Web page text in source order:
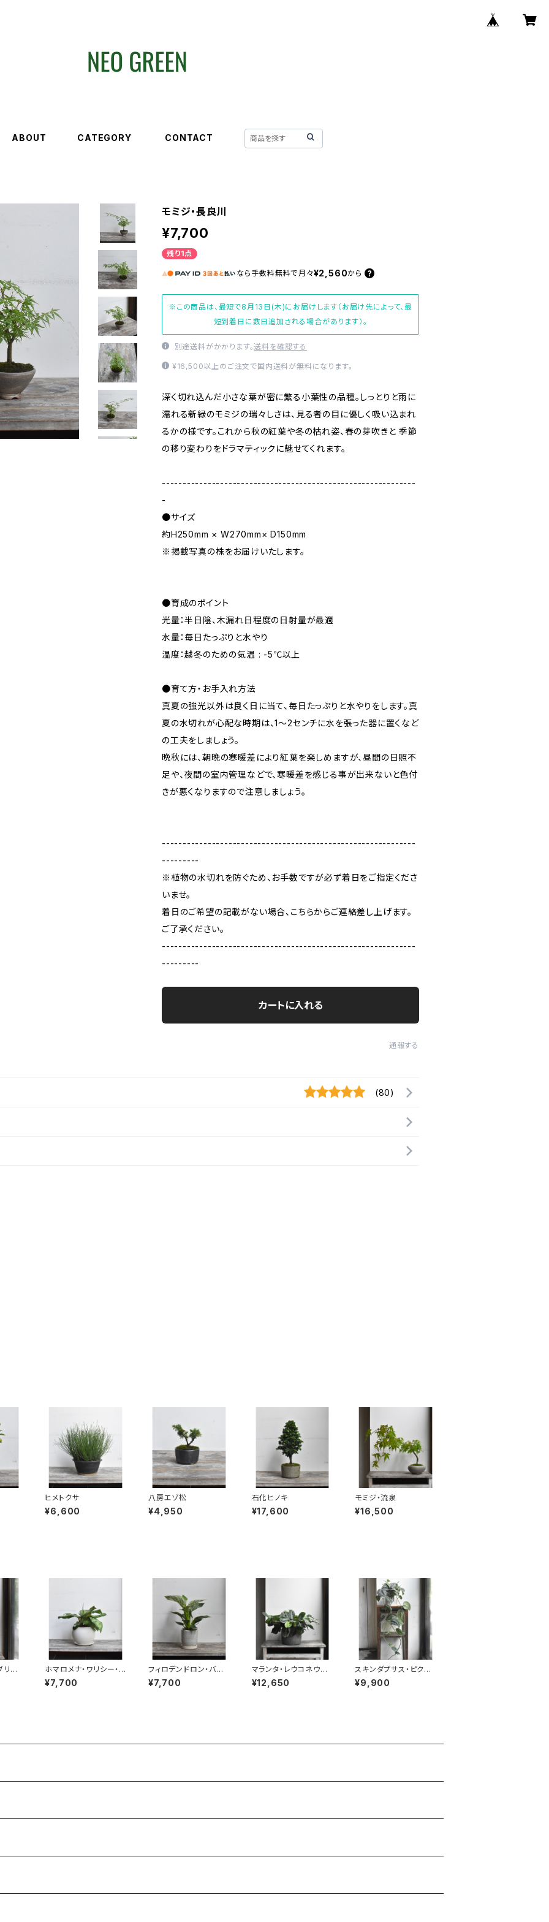
ABOUT CATEGORY CONTACT
モミジ・長良川
¥7,700
残り1点
なら 手数料無料で 月々¥2,560から
※この商品は、最短で8月13日(木)にお届けします（お届け先によって、最
短到着日に数日追加される場合があります）。
別途送料がかかります。送料を確認する
¥16,500以上のご注文で国内送料が無料になります。
深く切れ込んだ小さな葉が密に繁る小葉性の品種。しっとりと雨に
濡れる新緑のモミジの瑞々しさは、見る者の目に優しく吸い込まれ
るかの様です。これから秋の紅葉や冬の枯れ姿、春の芽吹きと 季節
の移り変わりをドラマティックに魅せてくれます。
-------------------------------------------------------------
-
●サイズ
約H250mm × W270mm× D150mm
※掲載写真の株をお届けいたします。
●育成のポイント
光量：半日陰、木漏れ日程度の日射量が最適
水量：毎日たっぷりと水やり
温度：越冬のための気温 : -5℃以上
●育て方・お手入れ方法
真夏の強光以外は良く日に当て、毎日たっぷりと水やりをします。真
夏の水切れが心配な時期は、1〜2センチに水を張った器に置くなど
の工夫をしましょう。
晩秋には、朝晩の寒暖差により紅葉を楽しめますが、昼間の日照不
足や、夜間の室内管理などで、寒暖差を感じる事が出来ないと色付
きが悪くなりますので注意しましょう。
-------------------------------------------------------------
---------
※植物の水切れを防ぐため、お手数ですが必ず着日をご指定くださ
いませ。
着日のご希望の記載がない場合、こちらからご連絡差し上げます。
ご了承ください。
-------------------------------------------------------------
---------
カートに入れる
通報する
(80)
ヒメトクサ
¥6,600
八房エゾ松
¥4,950
石化ヒノキ
¥17,600
モミジ・流泉
¥16,500
リテ
ホマロメナ・ワリシー・カ
モフラージュ
¥7,700
フィロデンドロン・バー
キン
¥7,700
マランタ・レウコネウラ・
マッサンゲアーナ
¥12,650
スキンダプサス・ピクタ
ス・トレビー
¥9,900